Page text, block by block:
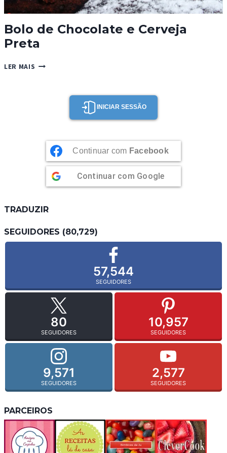
Bolo de Chocolate e Cerveja
Preta
LER MAIS BOLO
INICIAR SESSÃO
Continuar com Facebook
Continuar com Google
TRADUZIR
SEGUIDORES (80,729)
57,544
SEGUIDORES
80
SEGUIDORES
10,957
SEGUIDORES
9,571
SEGUIDORES
2,577
SEGUIDORES
PARCEIROS